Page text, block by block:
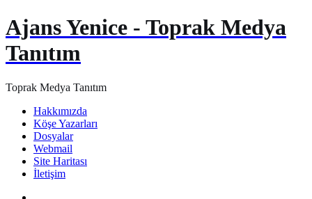
Ajans Yenice - Toprak Medya
Tanıtım
Toprak Medya Tanıtım
Hakkımızda
Köşe Yazarları
Dosyalar
Webmail
Site Haritası
İletişim